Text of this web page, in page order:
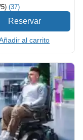
) (37)
al carrito